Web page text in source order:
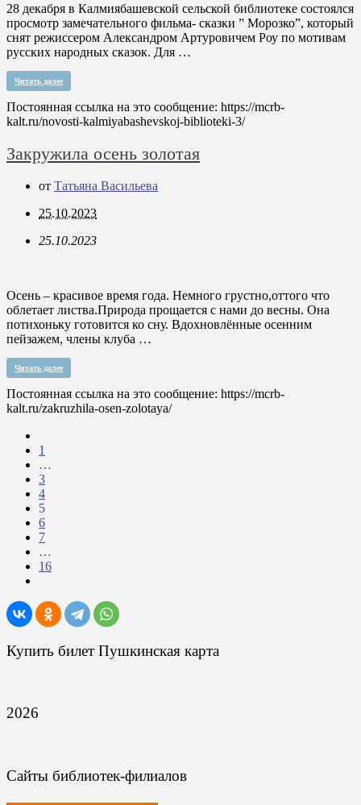
28 декабря в Калмиябашевской сельской библиотеке состоялся
просмотр замечательного фильма- сказки ” Морозко”, который
снят режиссером Александром Артуровичем Роу по мотивам
русских народных сказок. Для …
Читать далее
Постоянная ссылка на это сообщение: https://mcrb-
kalt.ru/novosti-kalmiyabashevskoj-biblioteki-3/
Закружила осень золотая
от Татьяна Васильева
25.10.2023
25.10.2023
Осень – красивое время года. Немного грустно,оттого что
облетает листва.Природа прощается с нами до весны. Она
потихоньку готовится ко сну. Вдохновлённые осенним
пейзажем, члены клуба …
Читать далее
Постоянная ссылка на это сообщение: https://mcrb-
kalt.ru/zakruzhila-osen-zolotaya/
1
…
3
4
5
6
7
…
16
Купить билет Пушкинская карта
2026
Сайты библиотек-филиалов